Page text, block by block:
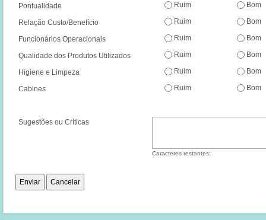
Pontualidade Ruim Bom
Relação Custo/Benefício Ruim Bom
Funcionários Operacionais Ruim Bom
Qualidade dos Produtos Utilizados Ruim Bom
Higiene e Limpeza Ruim Bom
Cabines Ruim Bom
Sugestões ou Críticas
Caracteres restantes: